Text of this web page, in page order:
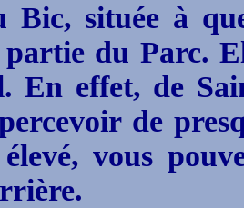
située à
du Parc.
En effet, de
de
vous